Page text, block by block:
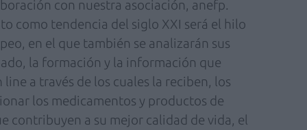
con nuestra asociación, anefp.
como tendencia del siglo XXI será el hilo
en el que también se analizarán sus
la formación y la información que
a través de los cuales la reciben, los
los medicamentos y productos de
contribuyen a su mejor calidad de vida, el